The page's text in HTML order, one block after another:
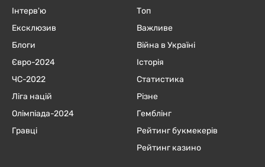
Інтерв'ю
Ексклюзив
Блоги
Євро-2024
ЧC-2022
Ліга націй
Олімпіада-2024
Гравці
Топ
Важливе
Війна в Україні
Історія
Статистика
Різне
Гемблінг
Рейтинг букмекерів
Рейтинг казино